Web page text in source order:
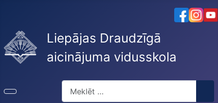
Liepājas Draudzīgā
aicinājuma vidusskola